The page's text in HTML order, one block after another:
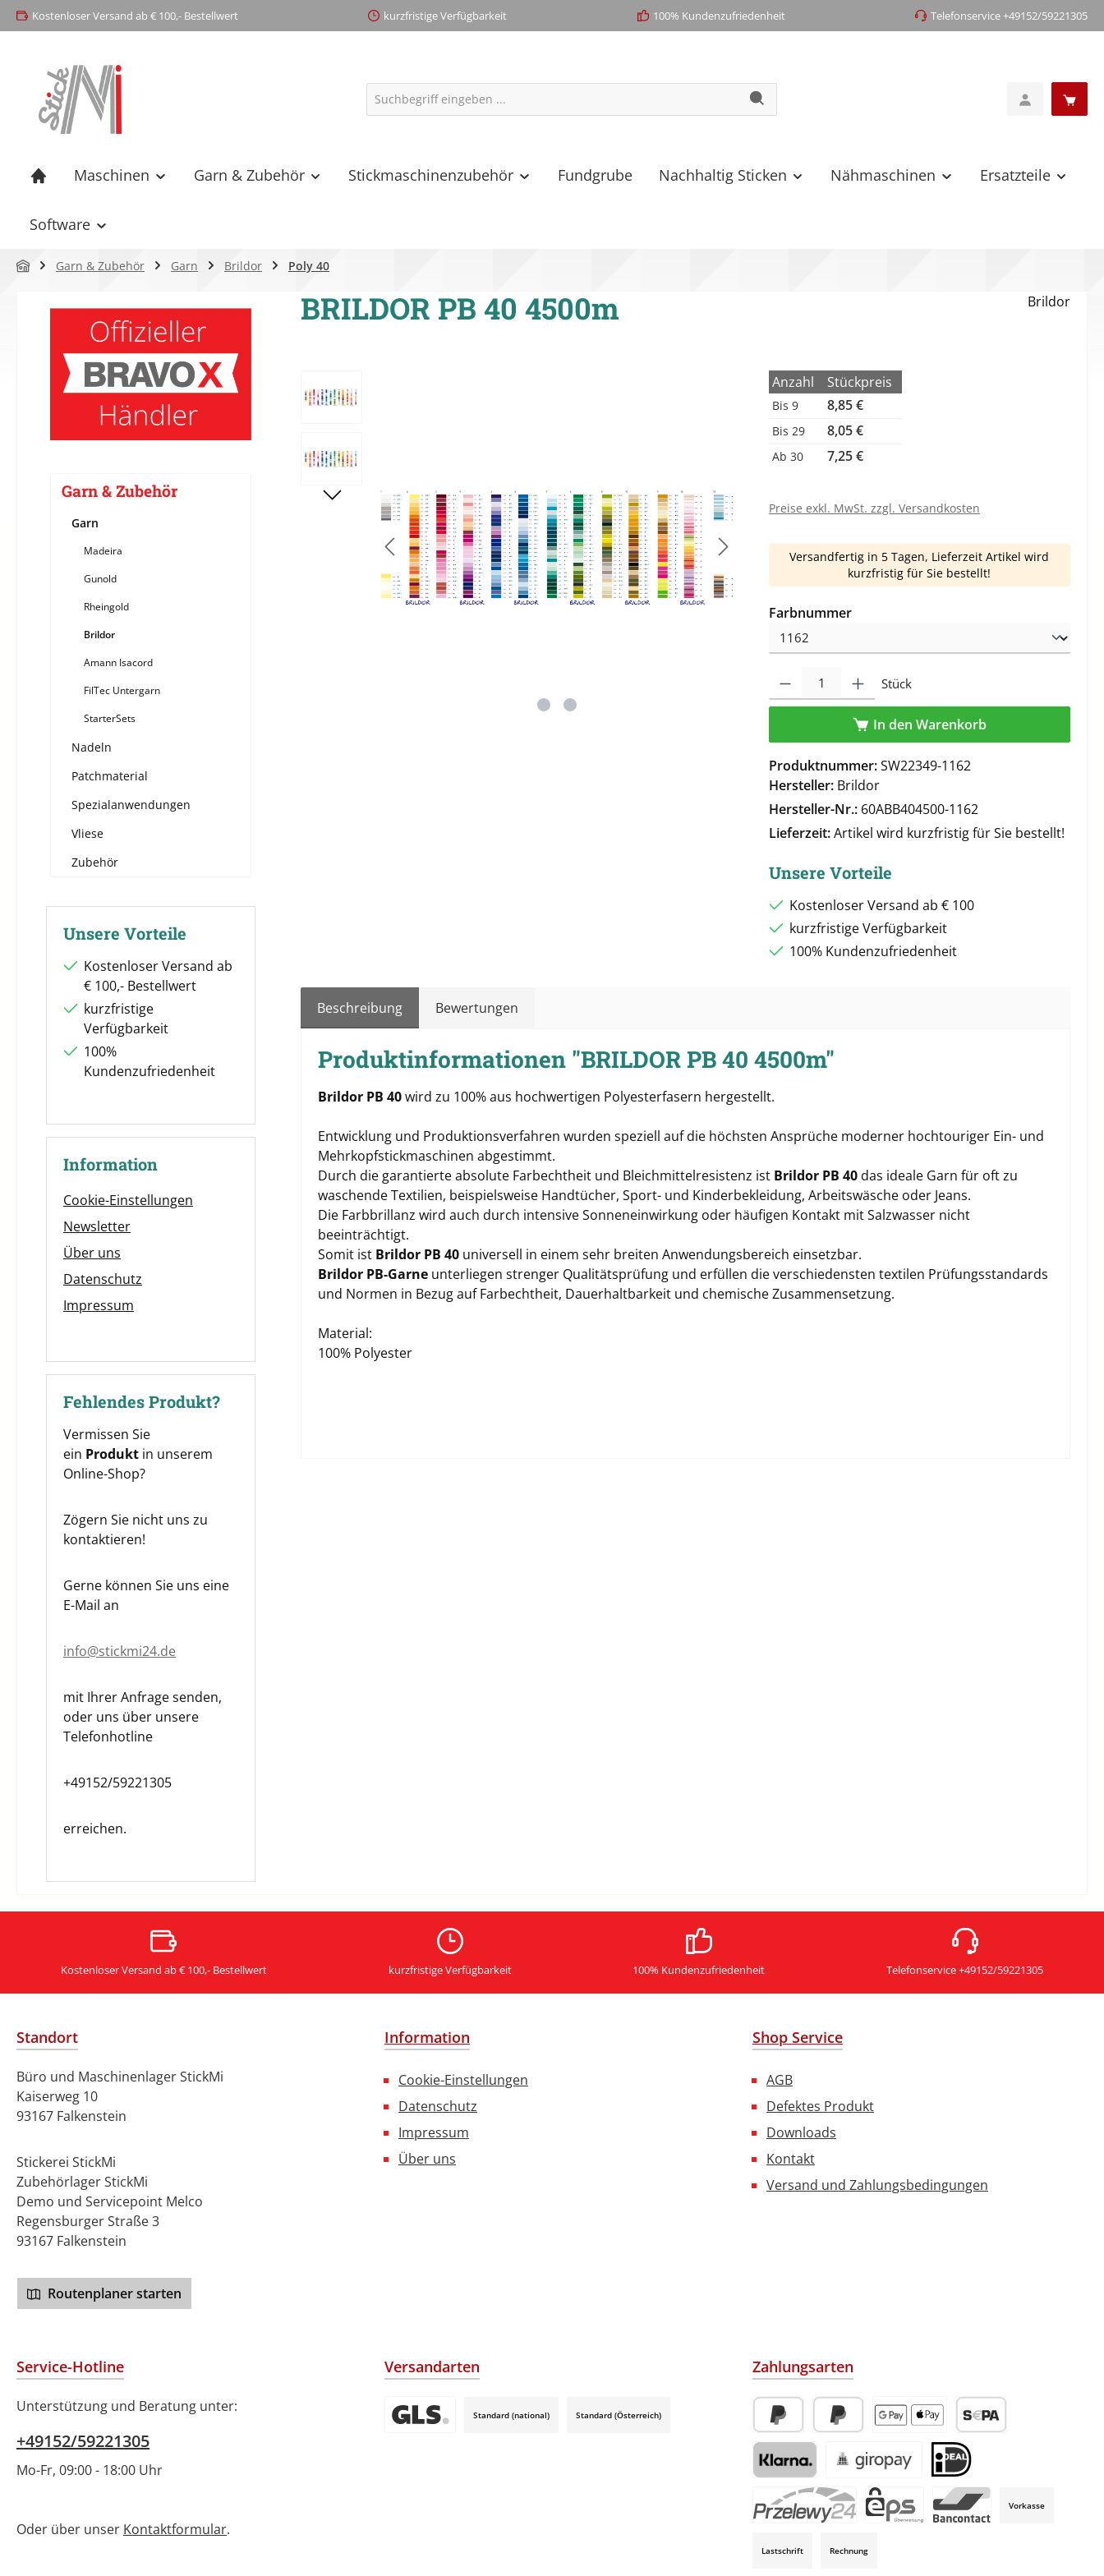
Zur Hauptnavigation springen
Kostenloser Versand ab € 100,- Bestellwert kurzfristige Verfügbarkeit 100% Kundenzufriedenheit Telefonservice +49152/59221305
Maschinen Garn & Zubehör Stickmaschinenzubehör Fundgrube Nachhaltig Sticken Nähmaschinen Ersatzteile
Software
Garn & Zubehör Garn Brildor Poly 40
Garn & Zubehör
Garn
Madeira
Gunold
Rheingold
Brildor
Amann Isacord
FilTec Untergarn
StarterSets
Nadeln
Patchmaterial
Spezialanwendungen
Vliese
Zubehör
Unsere Vorteile
Kostenloser Versand ab
€ 100,- Bestellwert
kurzfristige
Verfügbarkeit
100%
Kundenzufriedenheit
Information
Cookie-Einstellungen
Newsletter
Über uns
Datenschutz
Impressum
Fehlendes Produkt?
Vermissen Sie
ein Produkt in unserem
Online-Shop?
Zögern Sie nicht uns zu
kontaktieren!
Gerne können Sie uns eine
E-Mail an
info@stickmi24.de
mit Ihrer Anfrage senden,
oder uns über unsere
Telefonhotline
+49152/59221305
erreichen.
BRILDOR PB 40 4500m Brildor
Anzahl Stückpreis
Bis 9 8,85 €
Bis 29 8,05 €
Ab 30 7,25 €
Preise exkl. MwSt. zzgl. Versandkosten
Versandfertig in 5 Tagen, Lieferzeit Artikel wird
kurzfristig für Sie bestellt!
Farbnummerauswählen
Stück
In den Warenkorb
Produktnummer:SW22349-1162
Hersteller: Brildor
Hersteller-Nr.: 60ABB404500-1162
Lieferzeit:Artikel wird kurzfristig für Sie bestellt!
Unsere Vorteile
Kostenloser Versand ab € 100
kurzfristige Verfügbarkeit
100% Kundenzufriedenheit
Beschreibung Bewertungen
Produktinformationen "BRILDOR PB 40 4500m"
Brildor PB 40wird zu 100% aus hochwertigen Polyesterfasern hergestellt.
Entwicklung und Produktionsverfahren wurden speziell auf die höchsten Ansprüche moderner hochtouriger Ein- und
Mehrkopfstickmaschinen abgestimmt.
Durch die garantierte absolute Farbechtheit und Bleichmittelresistenz ist Brildor PB 40 das ideale Garn für oft zu
waschende Textilien, beispielsweise Handtücher, Sport- und Kinderbekleidung, Arbeitswäsche oder Jeans.
Die Farbbrillanz wird auch durch intensive Sonneneinwirkung oder häufigen Kontakt mit Salzwasser nicht
beeinträchtigt.
Somit ist Brildor PB 40 universell in einem sehr breiten Anwendungsbereich einsetzbar.
Brildor PB-Garne unterliegen strenger Qualitätsprüfung und erfüllen die verschiedensten textilen Prüfungsstandards
und Normen in Bezug auf Farbechtheit, Dauerhaltbarkeit und chemische Zusammensetzung.
Material:
100% Polyester
Kostenloser Versand ab € 100,- Bestellwert kurzfristige Verfügbarkeit 100% Kundenzufriedenheit Telefonservice +49152/59221305
Standort
Büro und Maschinenlager StickMi
Kaiserweg 10
93167 Falkenstein
Stickerei StickMi
Zubehörlager StickMi
Demo und Servicepoint Melco
Regensburger Straße 3
93167 Falkenstein
Routenplaner starten
Information
Cookie-Einstellungen
Datenschutz
Impressum
Über uns
Shop Service
AGB
Defektes Produkt
Downloads
Kontakt
Versand und Zahlungsbedingungen
Service-Hotline
Unterstützung und Beratung unter:
+49152/59221305
Mo-Fr, 09:00 - 18:00 Uhr
Oder über unser Kontaktformular.
Versandarten
Standard (national) Standard (Österreich)
Zahlungsarten
PayPal Später BezahlenApple Pay / Google Pay (via Stripe)
SEPA-Lastschrift (via
Klarna (via Stripe)Giropay (via Stripe) iDeal (via Stripe)
Vorkasse
Lastschrift Rechnung